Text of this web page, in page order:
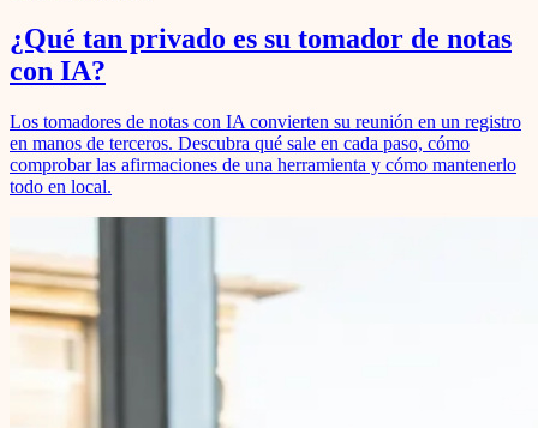
¿Qué tan privado es su tomador de notas
con IA?
Los tomadores de notas con IA convierten su reunión en un registro
en manos de terceros. Descubra qué sale en cada paso, cómo
comprobar las afirmaciones de una herramienta y cómo mantenerlo
todo en local.